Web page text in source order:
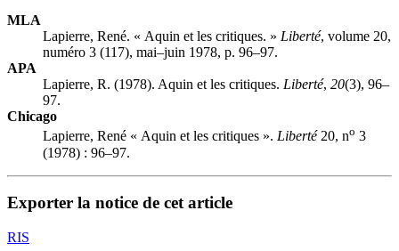
MLA
Lapierre, René. « Aquin et les critiques. » Liberté, volume 20,
numéro 3 (117), mai–juin 1978, p. 96–97.
APA
Lapierre, R. (1978). Aquin et les critiques. Liberté, 20(3), 96–
97.
Chicago
Lapierre, René « Aquin et les critiques ». Liberté 20, no 3
(1978) : 96–97.
Exporter la notice de cet article
RIS